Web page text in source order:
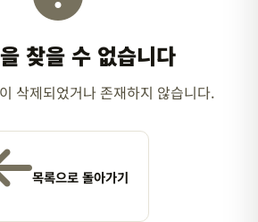
찾을 수 없습니다
삭제되었거나 존재하지 않습니다.
목록으로 돌아가기